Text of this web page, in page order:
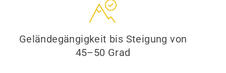
Geländegängigkeit bis Steigung von
45–50 Grad